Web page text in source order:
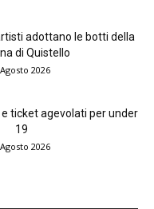
adottano le botti della
di Quistello
2026
e ticket agevolati per under
19
2026